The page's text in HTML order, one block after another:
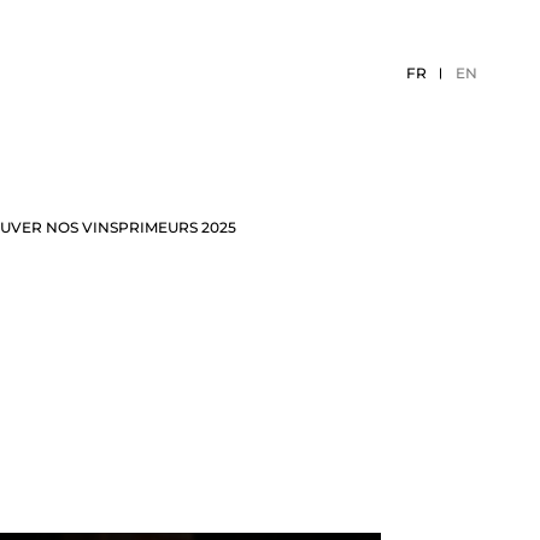
NOS VINSPRIMEURS 2025
FR EN